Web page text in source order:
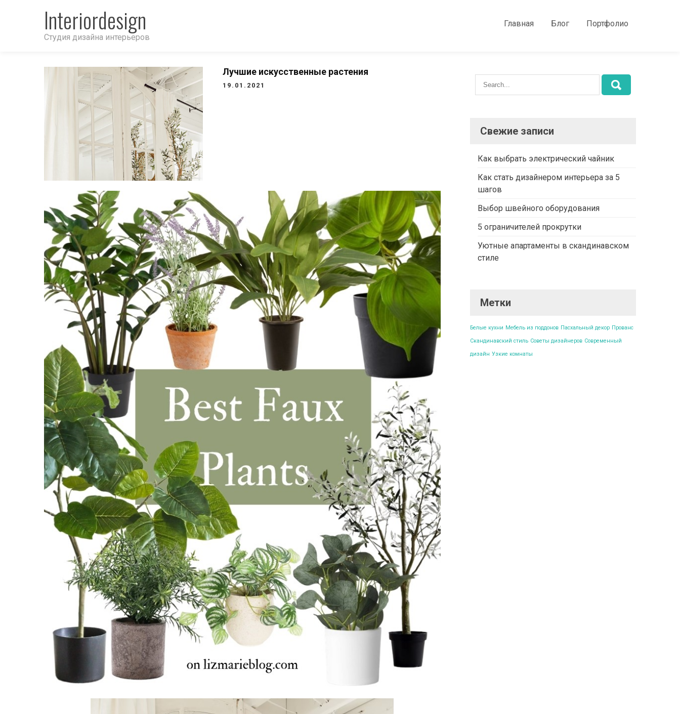
Interiordesign
Студия дизайна интерьеров
Главная Блог Портфолио
Лучшие искусственные растения
19.01.2021
Свежие записи
Как выбрать электрический чайник
Как стать дизайнером интерьера за 5
шагов
Выбор швейного оборудования
5 ограничителей прокрутки
Уютные апартаменты в скандинавском
стиле
Метки
Белые кухни Мебель из поддонов Пасхальный декор Прованс
Скандинавский стиль Советы дизайнеров Современный
дизайн Узкие комнаты